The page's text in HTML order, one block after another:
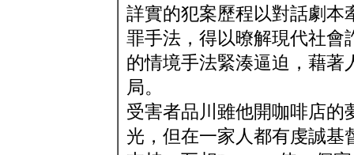
詳實的犯案歷程以對話劇本
罪手法，得以暸解現代社會
的情境手法緊湊逼迫，藉著
局。
受害者品川雖他開咖啡店的
光，但在一家人都有虔誠基